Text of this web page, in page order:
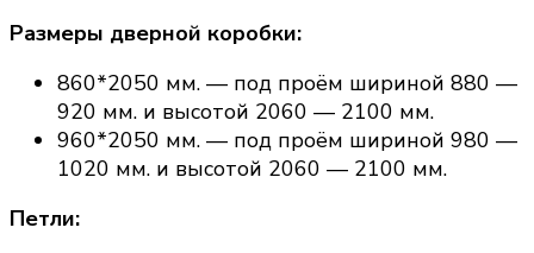
Размеры дверной коробки:
860*2050 мм. — под проём шириной 880 —
920 мм. и высотой 2060 — 2100 мм.
960*2050 мм. — под проём шириной 980 —
1020 мм. и высотой 2060 — 2100 мм.
Петли: